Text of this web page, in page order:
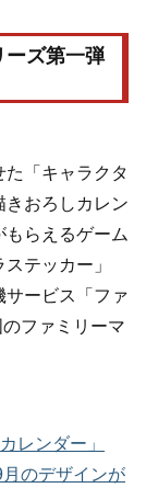
ーズ第一弾
た「キャラクタ
きおろしカレン
もらえるゲーム
テッカー」
サービス「ファ
ファミリーマ
レンダー」
月のデザインが